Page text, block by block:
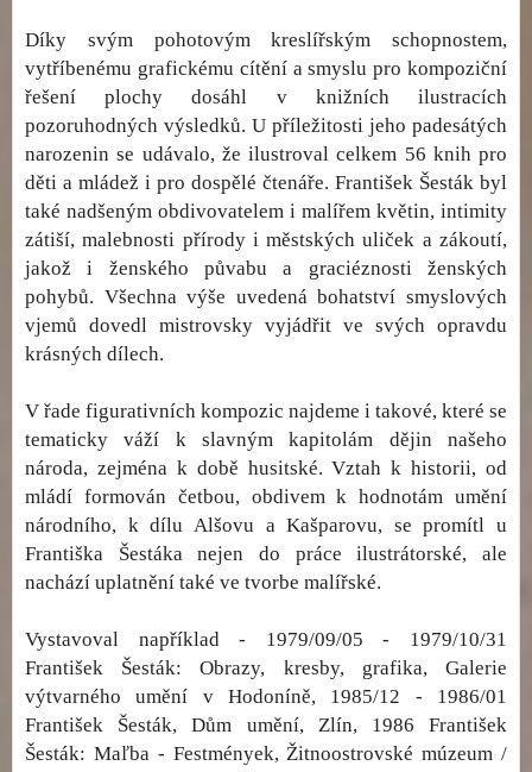
Díky svým pohotovým kreslířským schopnostem,
vytříbenému grafickému cítění a smyslu pro kompoziční
řešení plochy dosáhl v knižních ilustracích
pozoruhodných výsledků. U příležitosti jeho padesátých
narozenin se udávalo, že ilustroval celkem 56 knih pro
děti a mládež i pro dospělé čtenáře. František Šesták byl
také nadšeným obdivovatelem i malířem květin, intimity
zátiší, malebnosti přírody i městských uliček a zákoutí,
jakož i ženského půvabu a graciéznosti ženských
pohybů. Všechna výše uvedená bohatství smyslových
vjemů dovedl mistrovsky vyjádřit ve svých opravdu
krásných dílech.
V řade figurativních kompozic najdeme i takové, které se
tematicky váží k slavným kapitolám dějin našeho
národa, zejména k době husitské. Vztah k historii, od
mládí formován četbou, obdivem k hodnotám umění
národního, k dílu Alšovu a Kašparovu, se promítl u
Františka Šestáka nejen do práce ilustrátorské, ale
nachází uplatnění také ve tvorbe malířské.
Vystavoval například - 1979/09/05 - 1979/10/31
František Šesták: Obrazy, kresby, grafika, Galerie
výtvarného umění v Hodoníně, 1985/12 - 1986/01
František Šesták, Dům umění, Zlín, 1986 František
Šesták: Maľba - Festmények, Žitnoostrovské múzeum /